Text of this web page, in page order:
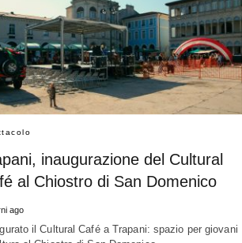
inaugurazione del Cultural
al Chiostro di San Domenico
ago
il Cultural Café a Trapani: spazio per giovani